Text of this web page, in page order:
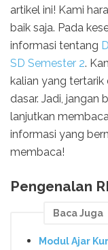
artikel ini! Kami
baik saja. Pada
informasi tentang
SD Semester 2.
kalian yang
dasar. Jadi, jangan
lanjutkan
informasi yang
membaca!
Pengenalan
Baca Juga
Modul Ajar